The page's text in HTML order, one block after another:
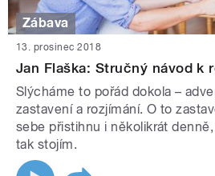
Zábava
13. prosinec 2018
Jan Flaška: Stručný návod k
Slýcháme to pořád dokola –
zastavení a rozjímání. O to
sebe přistihnu i několikrát
tak stojím.